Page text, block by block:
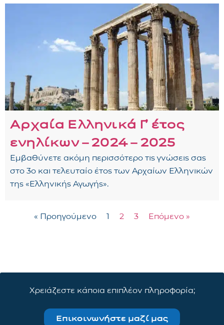
Αρχαία Ελληνικά Γ᾽ έτος
ενηλίκων – 2024 – 2025
Εμβαθύνετε ακόμη περισσότερο τις γνώσεις σας
στο 3ο και τελευταίο έτος των Αρχαίων Ελληνικών
της «Ελληνικής Αγωγής».
« Προηγούμενο 1 2 3 Επόμενο »
Χρειάζεστε κάποια επιπλέον πληροφορία;
Επικοινωνήστε μαζί μας